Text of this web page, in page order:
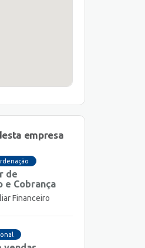
empresa
de
e Cobrança
Financeiro